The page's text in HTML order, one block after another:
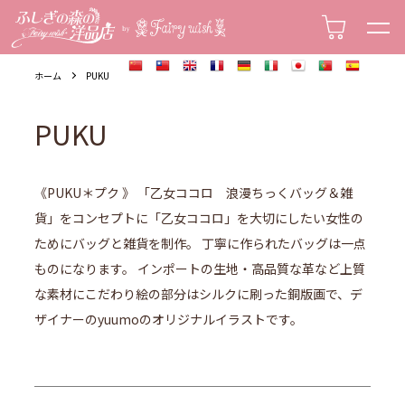
ホーム PUKU
PUKU
《PUKU＊プク 》 「乙女ココロ 浪漫ちっくバッグ＆雑
貨」をコンセプトに「乙女ココロ」を大切にしたい女性の
ためにバッグと雑貨を制作。 丁寧に作られたバッグは一点
ものになります。 インポートの生地・高品質な革など上質
な素材にこだわり絵の部分はシルクに刷った銅版画で、デ
ザイナーのyuumoのオリジナルイラストです。